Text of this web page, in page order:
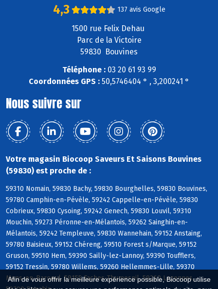
Afin de vous offrir la meilleure expérience possible, Biocoop utilise
4,3 137 avis Google
1500 rue Felix Dehau
Parc de la Victoire
59830 Bouvines
Téléphone :03 20 61 93 99
Coordonnées GPS : 50,5746404 ° , 3,200241 °
Nous suivre sur
Votre magasin Biocoop Saveurs Et Saisons Bouvines
(59830) est proche de :
59310 Nomain, 59830 Bachy, 59830 Bourghelles, 59830 Bouvines,
59780 Camphin-en-Pévèle, 59242 Cappelle-en-Pévèle, 59830
Cobrieux, 59830 Cysoing, 59242 Genech, 59830 Louvil, 59310
Mouchin, 59273 Péronne-en-Mélantois, 59262 Sainghin-en-
Mélantois, 59242 Templeuve, 59830 Wannehain, 59152 Anstaing,
59780 Baisieux, 59152 Chéreng, 59510 Forest s/Marque, 59152
Gruson, 59510 Hem, 59390 Sailly-lez-Lannoy, 59390 Toufflers,
59152 Tressin, 59780 Willems, 59260 Hellemmes-Lille, 59370
Mons-en-Baroeul, 59155 Faches-Thumesnil, 59260 Lezennes,